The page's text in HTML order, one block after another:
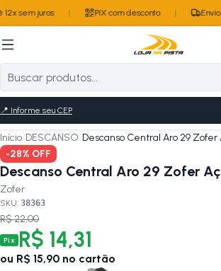
sem juros PIX com desconto Envio
📍 Informe seu CEP
Início/DESCANSO/Descanso Central Aro 29 Zofer
-28% OFF
Descanso Central Aro 29 Zofer
Zofer
SKU: 38363
R$ 22,00
Pix R$ 14,31
ou R$ 15,90 no cartão